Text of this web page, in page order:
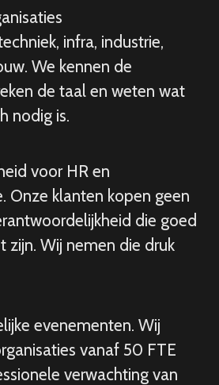
infra, industrie,
We kennen de
de taal en weten wat
nodig is.
voor HR en
Onze klanten kopen geen
die goed
zijn. Wij nemen die druk
evenementen. Wij
vanaf 50 FTE
verwachting van